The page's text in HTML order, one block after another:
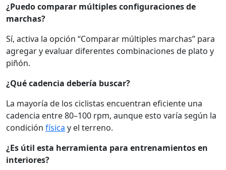
¿Puedo comparar múltiples configuraciones de
marchas?
Sí, activa la opción “Comparar múltiples marchas” para
agregar y evaluar diferentes combinaciones de plato y
piñón.
¿Qué cadencia debería buscar?
La mayoría de los ciclistas encuentran eficiente una
cadencia entre 80–100 rpm, aunque esto varía según la
condición física y el terreno.
¿Es útil esta herramienta para entrenamientos en
interiores?